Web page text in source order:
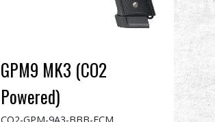
GPM9 MK3 (CO2
Powered)